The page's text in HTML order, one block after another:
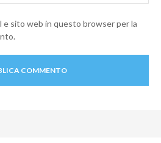
e sito web in questo browser per la